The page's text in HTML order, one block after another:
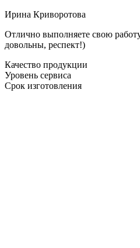
Ирина Криворотова
Отлично выполняете свою
довольны, респект!)
Качество продукции
Уровень сервиса
Срок изготовления